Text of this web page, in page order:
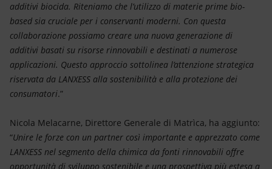
additivi biocida. Riteniamo che l’utilizzo di materie prime bio-
based sia cruciale per i conservanti moderni. Con questa
collaborazione possiamo creare una nuova generazione di
additivi basati su risorse rinnovabili e destinati a numerose
applicazioni. Questo approccio sottolinea l’attenzione strategica
riservata da LANXESS alla sostenibilità e alla protezione dei
consumatori.”
Nicola Melacarne, Direttore Generale di Matrìca, ha aggiunto:
“Unire le forze con un partner così importante e apprezzato come
LANXESS nel segmento della chimica da fonti rinnovabili offre
opportunità di sviluppo sostenibile e una prospettiva più estesa a